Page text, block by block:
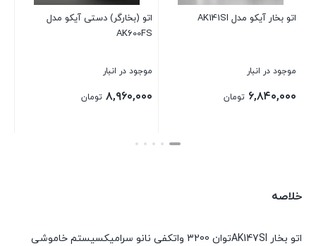
دستی آیکو مدل
تومان
اتو مخزن دار آیکو AK350GS
تومان
اتو بخار AK145SI
خلاصه
اتو بخار AK147SIتوان 3200 واتکفی نانو سرامیکسیستم خاموشی